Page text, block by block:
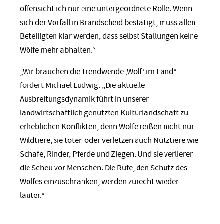
offensichtlich nur eine untergeordnete Rolle. Wenn
sich der Vorfall in Brandscheid bestätigt, muss allen
Beteiligten klar werden, dass selbst Stallungen keine
Wölfe mehr abhalten.“
„Wir brauchen die Trendwende ‚Wolf‘ im Land“
fordert Michael Ludwig. „Die aktuelle
Ausbreitungsdynamik führt in unserer
landwirtschaftlich genutzten Kulturlandschaft zu
erheblichen Konflikten, denn Wölfe reißen nicht nur
Wildtiere, sie töten oder verletzen auch Nutztiere wie
Schafe, Rinder, Pferde und Ziegen. Und sie verlieren
die Scheu vor Menschen. Die Rufe, den Schutz des
Wolfes einzuschränken, werden zurecht wieder
lauter.“